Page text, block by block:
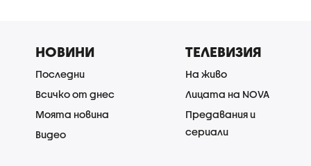
НОВИНИ
Последни
Всичко от днес
Моята новина
Видео
ТЕЛЕВИЗИЯ
На живо
Лицата на NOVA
Предавания и
сериали